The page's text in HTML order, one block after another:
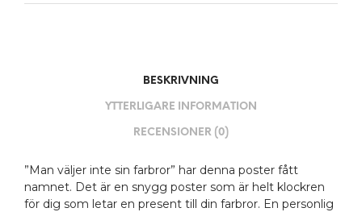
BESKRIVNING
YTTERLIGARE INFORMATION
RECENSIONER (0)
”Man väljer inte sin farbror” har denna poster fått
namnet. Det är en snygg poster som är helt klockren
för dig som letar en present till din farbror. En personlig